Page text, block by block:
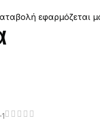
εφαρμόζεται